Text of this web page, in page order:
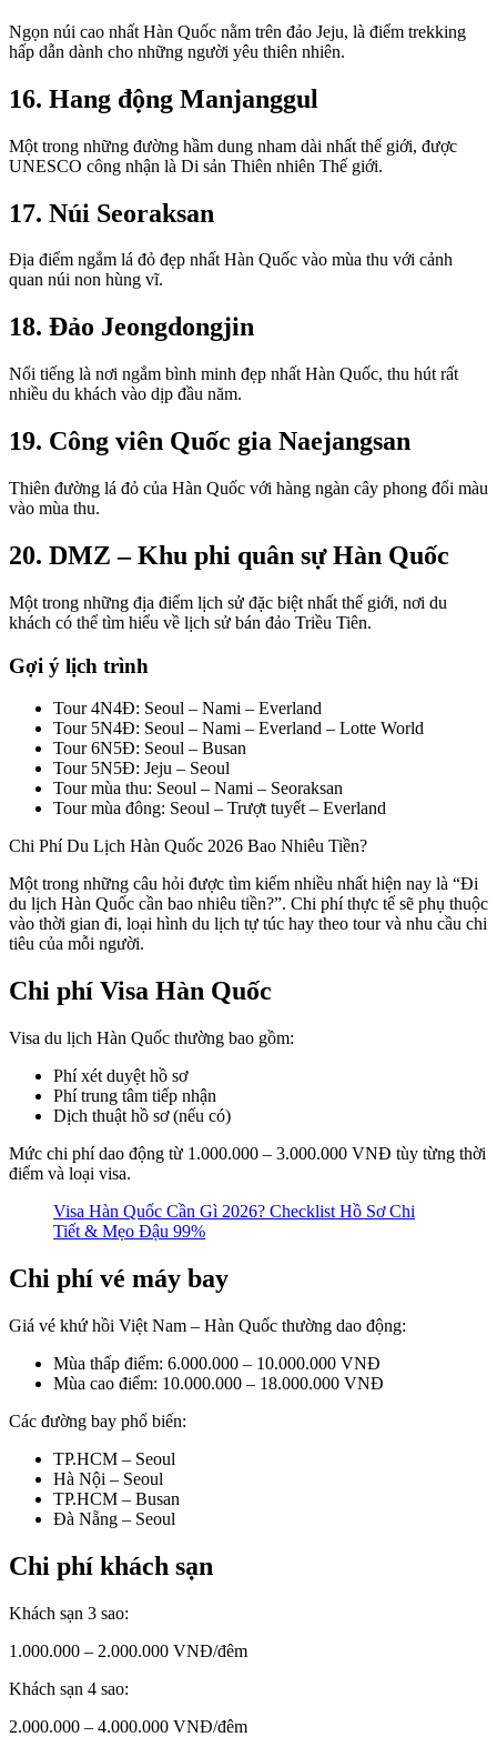
Ngọn núi cao nhất Hàn Quốc nằm trên đảo Jeju, là điểm trekking
hấp dẫn dành cho những người yêu thiên nhiên.
16. Hang động Manjanggul
Một trong những đường hầm dung nham dài nhất thế giới, được
UNESCO công nhận là Di sản Thiên nhiên Thế giới.
17. Núi Seoraksan
Địa điểm ngắm lá đỏ đẹp nhất Hàn Quốc vào mùa thu với cảnh
quan núi non hùng vĩ.
18. Đảo Jeongdongjin
Nổi tiếng là nơi ngắm bình minh đẹp nhất Hàn Quốc, thu hút rất
nhiều du khách vào dịp đầu năm.
19. Công viên Quốc gia Naejangsan
Thiên đường lá đỏ của Hàn Quốc với hàng ngàn cây phong đổi màu
vào mùa thu.
20. DMZ – Khu phi quân sự Hàn Quốc
Một trong những địa điểm lịch sử đặc biệt nhất thế giới, nơi du
khách có thể tìm hiểu về lịch sử bán đảo Triều Tiên.
Gợi ý lịch trình
Tour 4N4Đ: Seoul – Nami – Everland
Tour 5N4Đ: Seoul – Nami – Everland – Lotte World
Tour 6N5Đ: Seoul – Busan
Tour 5N5Đ: Jeju – Seoul
Tour mùa thu: Seoul – Nami – Seoraksan
Tour mùa đông: Seoul – Trượt tuyết – Everland
Chi Phí Du Lịch Hàn Quốc 2026 Bao Nhiêu Tiền?
Một trong những câu hỏi được tìm kiếm nhiều nhất hiện nay là “Đi
du lịch Hàn Quốc cần bao nhiêu tiền?”. Chi phí thực tế sẽ phụ thuộc
vào thời gian đi, loại hình du lịch tự túc hay theo tour và nhu cầu chi
tiêu của mỗi người.
Chi phí Visa Hàn Quốc
Visa du lịch Hàn Quốc thường bao gồm:
Phí xét duyệt hồ sơ
Phí trung tâm tiếp nhận
Dịch thuật hồ sơ (nếu có)
Mức chi phí dao động từ 1.000.000 – 3.000.000 VNĐ tùy từng thời
điểm và loại visa.
Visa Hàn Quốc Cần Gì 2026? Checklist Hồ Sơ Chi
Tiết & Mẹo Đậu 99%
Chi phí vé máy bay
Giá vé khứ hồi Việt Nam – Hàn Quốc thường dao động:
Mùa thấp điểm: 6.000.000 – 10.000.000 VNĐ
Mùa cao điểm: 10.000.000 – 18.000.000 VNĐ
Các đường bay phổ biến:
TP.HCM – Seoul
Hà Nội – Seoul
TP.HCM – Busan
Đà Nẵng – Seoul
Chi phí khách sạn
Khách sạn 3 sao:
1.000.000 – 2.000.000 VNĐ/đêm
Khách sạn 4 sao:
2.000.000 – 4.000.000 VNĐ/đêm